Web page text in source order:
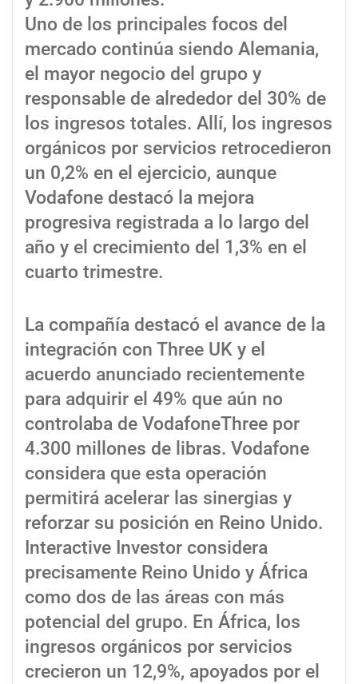
Uno de los principales focos del
mercado continúa siendo Alemania,
el mayor negocio del grupo y
responsable de alrededor del 30% de
los ingresos totales. Allí, los ingresos
orgánicos por servicios retrocedieron
un 0,2% en el ejercicio, aunque
Vodafone destacó la mejora
progresiva registrada a lo largo del
año y el crecimiento del 1,3% en el
cuarto trimestre.
La compañía destacó el avance de la
integración con Three UK y el
acuerdo anunciado recientemente
para adquirir el 49% que aún no
controlaba de VodafoneThree por
4.300 millones de libras. Vodafone
considera que esta operación
permitirá acelerar las sinergias y
reforzar su posición en Reino Unido.
Interactive Investor considera
precisamente Reino Unido y África
como dos de las áreas con más
potencial del grupo. En África, los
ingresos orgánicos por servicios
crecieron un 12,9%, apoyados por el